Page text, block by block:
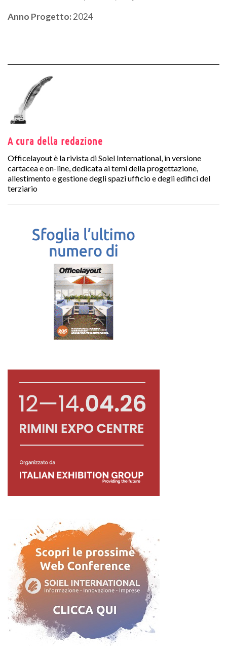
Anno Progetto: 2024
A cura della redazione
Officelayout è la rivista di Soiel International, in versione
cartacea e on-line, dedicata ai temi della progettazione,
allestimento e gestione degli spazi ufficio e degli edifici del
terziario